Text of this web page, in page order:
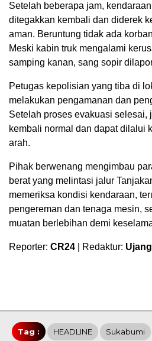
Setelah beberapa jam,
ditegakkan kembali dan diderek
aman. Beruntung tidak ada
Meski kabin truk mengalami
samping kanan, sang sopir
Petugas kepolisian yang tiba di
melakukan pengamanan dan
Setelah proses evakuasi selesai,
kembali normal dan dapat dilalui
arah.
Pihak berwenang mengimbau
berat yang melintasi jalur
memeriksa kondisi kendaraan,
pengereman dan tenaga mesin,
muatan berlebihan demi
Reporter: CR24 | Redaktur:
Tag : HEADLINE Sukabumi